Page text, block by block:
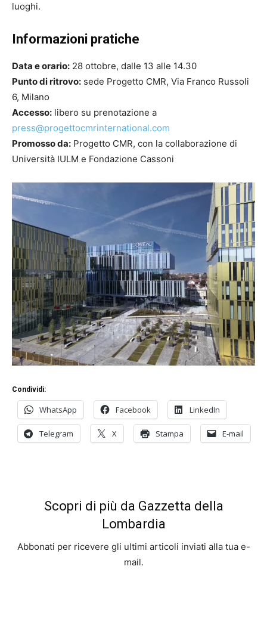
luoghi.
Informazioni pratiche
Data e orario: 28 ottobre, dalle 13 alle 14.30
Punto di ritrovo: sede Progetto CMR, Via Franco Russoli
6, Milano
Accesso: libero su prenotazione a
press@progettocmrinternational.com
Promosso da: Progetto CMR, con la collaborazione di
Università IULM e Fondazione Cassoni
Condividi:
WhatsApp Facebook LinkedIn
Telegram X Stampa E-mail
Scopri di più da Gazzetta della
Lombardia
Abbonati per ricevere gli ultimi articoli inviati alla tua e-
mail.